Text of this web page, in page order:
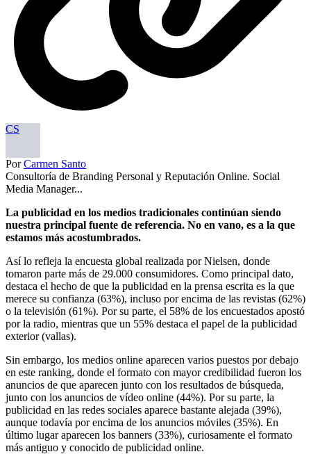
CS
PorCarmen Santo
Consultoría de Branding Personal y Reputación Online. Social
Media Manager...
La publicidad en los medios tradicionales continúan siendo
nuestra principal fuente de referencia. No en vano, es a la que
estamos más acostumbrados.
Así lo refleja la encuesta global realizada por Nielsen, donde
tomaron parte más de 29.000 consumidores. Como principal dato,
destaca el hecho de que la publicidad en la prensa escrita es la que
merece su confianza (63%), incluso por encima de las revistas (62%)
o la televisión (61%). Por su parte, el 58% de los encuestados apostó
por la radio, mientras que un 55% destaca el papel de la publicidad
exterior (vallas).
Sin embargo, los medios online aparecen varios puestos por debajo
en este ranking, donde el formato con mayor credibilidad fueron los
anuncios de que aparecen junto con los resultados de búsqueda,
junto con los anuncios de vídeo online (44%). Por su parte, la
publicidad en las redes sociales aparece bastante alejada (39%),
aunque todavía por encima de los anuncios móviles (35%). En
último lugar aparecen los banners (33%), curiosamente el formato
más antiguo y conocido de publicidad online.